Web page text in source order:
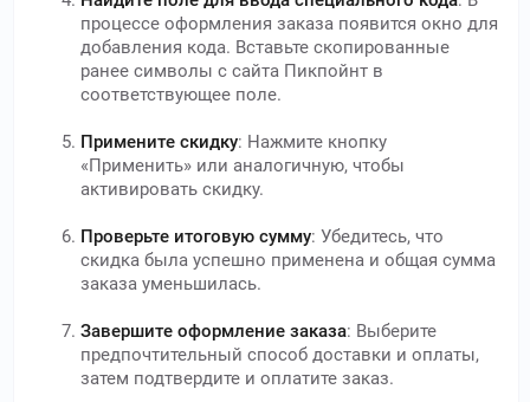
процессе оформления заказа появится окно для
добавления кода. Вставьте скопированные
ранее символы с сайта Пикпойнт в
соответствующее поле.
Примените скидку: Нажмите кнопку
«Применить» или аналогичную, чтобы
активировать скидку.
Проверьте итоговую сумму: Убедитесь, что
скидка была успешно применена и общая сумма
заказа уменьшилась.
Завершите оформление заказа: Выберите
предпочтительный способ доставки и оплаты,
затем подтвердите и оплатите заказ.